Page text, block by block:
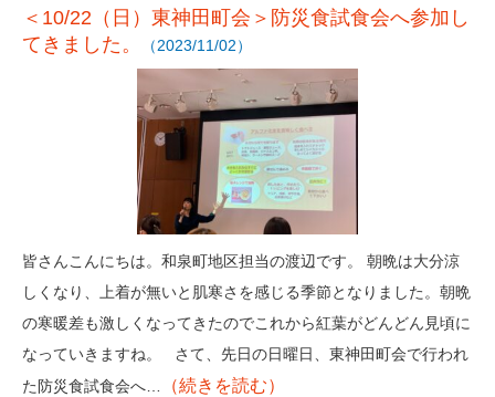
＜10/22（日）東神田町会＞防災食試食会へ参加し
てきました。
（2023/11/02）
皆さんこんにちは。和泉町地区担当の渡辺です。 朝晩は大分涼
しくなり、上着が無いと肌寒さを感じる季節となりました。朝晩
の寒暖差も激しくなってきたのでこれから紅葉がどんどん見頃に
なっていきますね。 さて、先日の日曜日、東神田町会で行われ
た防災食試食会へ…
（続きを読む）